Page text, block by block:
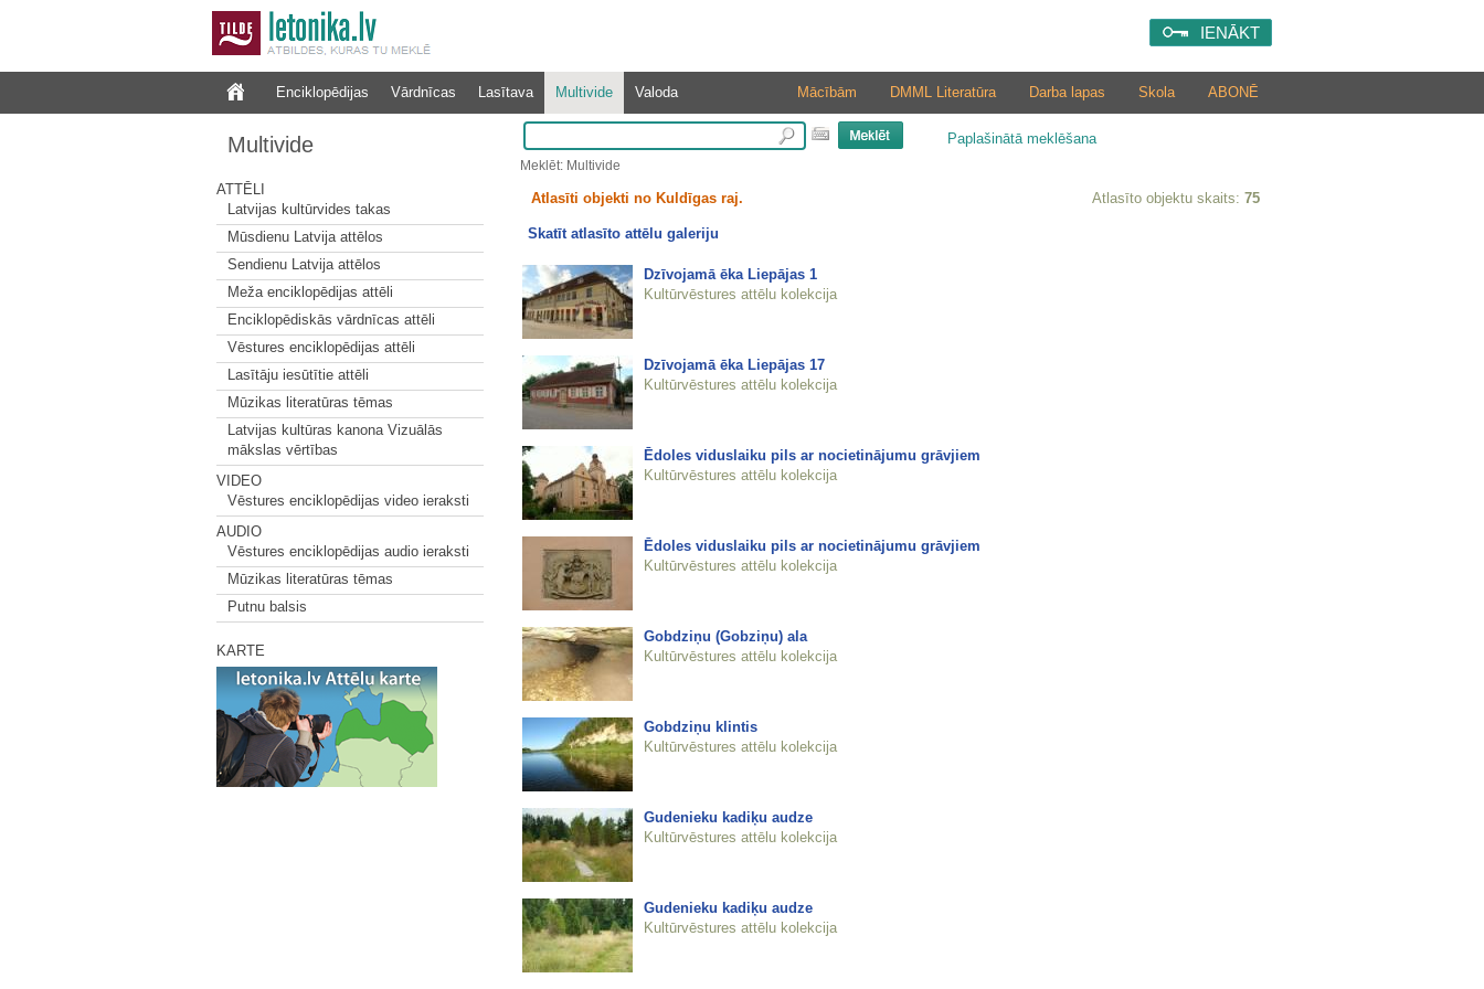
IENĀKT
Enciklopēdijas Vārdnīcas Lasītava Multivide Valoda ABONĒ
Skola
Darba lapas
DMML Literatūra
Mācībām
Multivide
ATTĒLI
Latvijas kultūrvides takas
Mūsdienu Latvija attēlos
Sendienu Latvija attēlos
Meža enciklopēdijas attēli
Enciklopēdiskās vārdnīcas attēli
Vēstures enciklopēdijas attēli
Lasītāju iesūtītie attēli
Mūzikas literatūras tēmas
Latvijas kultūras kanona Vizuālās
mākslas vērtības
VIDEO
Vēstures enciklopēdijas video ieraksti
AUDIO
Vēstures enciklopēdijas audio ieraksti
Mūzikas literatūras tēmas
Putnu balsis
KARTE
Paplašinātā meklēšana
Meklēt: Multivide
Atlasīti objekti no Kuldīgas raj. Atlasīto objektu skaits: 75
Skatīt atlasīto attēlu galeriju
Dzīvojamā ēka Liepājas 1
Kultūrvēstures attēlu kolekcija
Dzīvojamā ēka Liepājas 17
Kultūrvēstures attēlu kolekcija
Ēdoles viduslaiku pils ar nocietinājumu grāvjiem
Kultūrvēstures attēlu kolekcija
Ēdoles viduslaiku pils ar nocietinājumu grāvjiem
Kultūrvēstures attēlu kolekcija
Gobdziņu (Gobziņu) ala
Kultūrvēstures attēlu kolekcija
Gobdziņu klintis
Kultūrvēstures attēlu kolekcija
Gudenieku kadiķu audze
Kultūrvēstures attēlu kolekcija
Gudenieku kadiķu audze
Kultūrvēstures attēlu kolekcija